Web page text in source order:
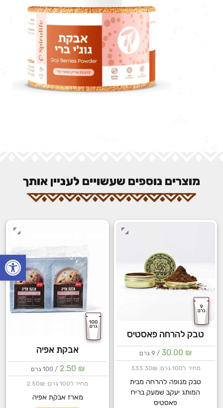
מוצרים נוספים שעשויים לעניין אותך
טבק להרחה פאסטיס
30.00 ₪ / 9 גרם
מחיר ל100 גרם: 333.30₪
טבק מנופה להרחה מבית
המותג יעקב שמעק בריח
פאסטיס
אבקת אפיה
2.50 ₪ / 100 גרם
מחיר ל100 גרם: 2.50₪
מארז אבקת אפיה